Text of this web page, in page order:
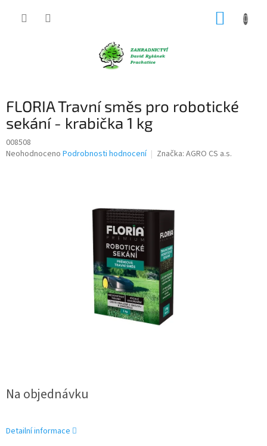
FLORIA Travní směs pro robotické
sekání - krabička 1 kg
008508
Průměrné
Neohodnoceno Podrobnosti hodnocení Značka: AGRO CS a.s.
Na objednávku
Detailní informace